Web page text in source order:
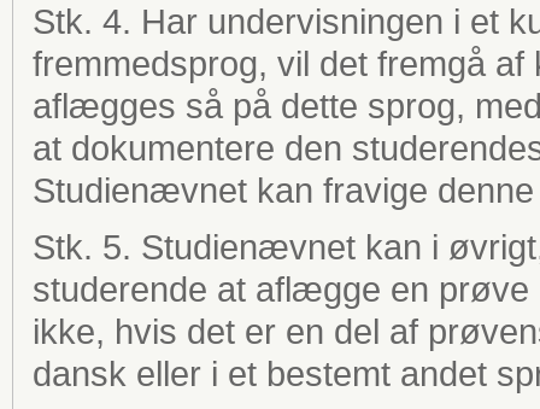
Stk. 4. Har undervisningen i et
fremmedsprog, vil det fremgå
aflægges så på dette sprog,
at dokumentere den
Studienævnet kan fravige
Stk. 5. Studienævnet kan i
studerende at aflægge en
ikke, hvis det er en del af
dansk eller i et bestemt andet